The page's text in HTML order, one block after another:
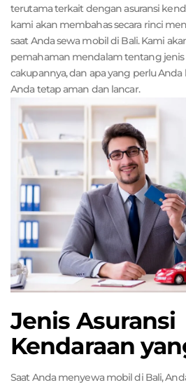
terutama terkait dengan asuransi
kami akan membahas secara rinci
saat Anda sewa mobil di Bali. Kami
pemahaman mendalam tentang jenis
cakupannya, dan apa yang perlu
Anda tetap aman dan lancar.
Jenis Asuransi
Kendaraan
Saat Anda menyewa mobil di Bali,